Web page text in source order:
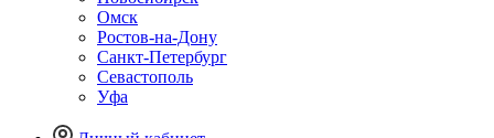
Омск
Ростов-на-Дону
Санкт-Петербург
Севастополь
Уфа